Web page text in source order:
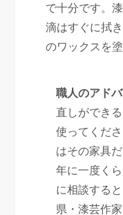
で十分です。
滴はすぐに拭
のワックスを
職人のアド
直しができ
使ってくだ
はその家具
年に一度く
に相談する
県・漆芸作家